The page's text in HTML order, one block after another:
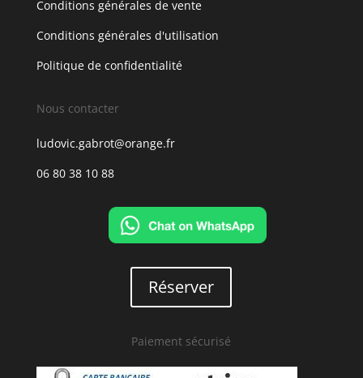
Conditions générales de vente
Conditions générales d'utilisation
Politique de confidentialité
Nous contacter
ludovic.gabrot@orange.fr
06 80 38 10 88
Réserver
Paiement sécurisé